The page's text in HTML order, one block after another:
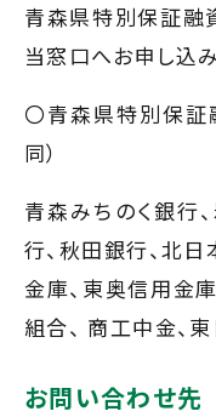
青森県特別保証融
当窓口へお申し込み
〇青森県特別保証
同）
青森みちのく銀行
行、秋田銀行、北
金庫、東奥信用金
組合、 商工中金、
お問い合わせ先